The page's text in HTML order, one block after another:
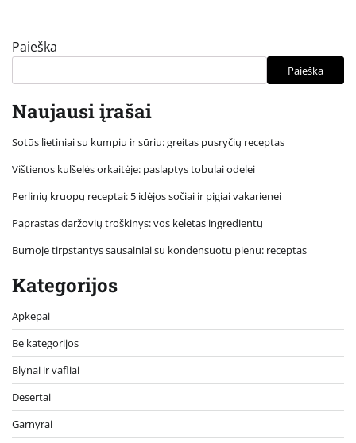
Paieška
Paieška
Naujausi įrašai
Sotūs lietiniai su kumpiu ir sūriu: greitas pusryčių receptas
Vištienos kulšelės orkaitėje: paslaptys tobulai odelei
Perlinių kruopų receptai: 5 idėjos sočiai ir pigiai vakarienei
Paprastas daržovių troškinys: vos keletas ingredientų
Burnoje tirpstantys sausainiai su kondensuotu pienu: receptas
Kategorijos
Apkepai
Be kategorijos
Blynai ir vafliai
Desertai
Garnyrai